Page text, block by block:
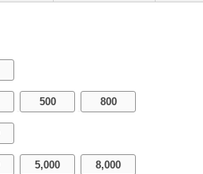
500
800
5,000
8,000